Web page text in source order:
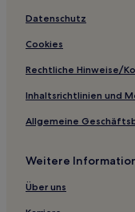
Datenschutz
Cookies
Rechtliche Hinweise/
Inhaltsrichtlinien und
Allgemeine
Weitere
Über uns